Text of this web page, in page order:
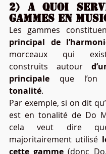
2) A quoi
gammes en
Les gammes
principal de
morceaux qui
construits autour
principale que l’on
tonalité.
Par exemple, si on dit
est en tonalité de Do
cela veut dire
majoritairement utilisé
cette gamme (donc